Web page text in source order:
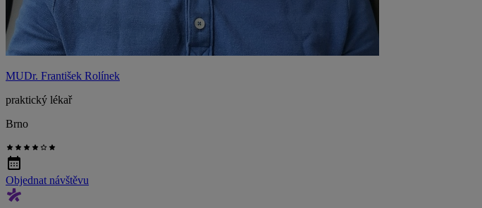
MUDr. František Rolínek
praktický lékař
Brno
Objednat návštěvu